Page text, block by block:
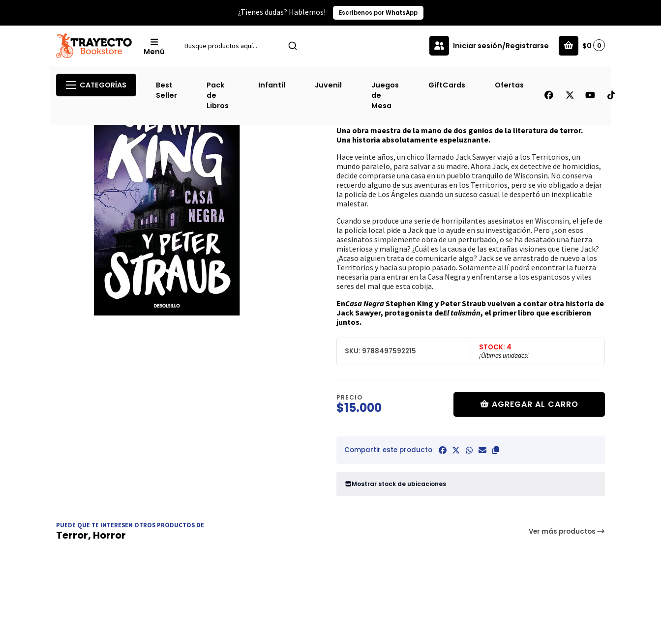
¿Tienes dudas? Hablemos! Escríbenos por WhatsApp
Menú
Iniciar sesión/Registrarse $0 0
CATEGORÍAS
Best
Seller
Pack
de
Libros
Infantil Juvenil
Juegos
de
Mesa
GiftCards Ofertas
Casa Negra [ Terr ] (Db)
Una obra maestra de la mano de dos genios de la literatura de terror.
Una historia absolutamente espeluznante.
Hace veinte años, un chico llamado Jack Sawyer viajó a los Territorios, un
mundo paralelo, para salvar a su madre. Ahora Jack, ex detective de homicidios,
decide comprarse una casa en un pueblo tranquilo de Wisconsin. No conserva
recuerdo alguno de sus aventuras en los Territorios, pero se vio obligado a dejar
la policía de Los Ángeles cuando un suceso casual le despertó un inexplicable
malestar.
Cuando se produce una serie de horripilantes asesinatos en Wisconsin, el jefe de
la policía local pide a Jack que lo ayude en su investigación. Pero ¿son esos
asesinatos simplemente obra de un perturbado, o se ha desatado una fuerza
misteriosa y maligna? ¿Cuál es la causa de las extrañas visiones que tiene Jack?
¿Acaso alguien trata de comunicarle algo? Jack se ve arrastrado de nuevo a los
Territorios y hacia su propio pasado. Solamente allí podrá encontrar la fuerza
necesaria para entrar en la Casa Negra y enfrentarse a los espantosos y viles
seres del mal que esta cobija.
EnCasa NegraStephen King y Peter Straub vuelven a contar otra historia de
Jack Sawyer, protagonista deEl talismán, el primer libro que escribieron
juntos.
SKU: 9788497592215 STOCK: 4
¡Últimas unidades!
PRECIO
$15.000 AGREGAR AL CARRO
Compartir este producto
Mostrar stock de ubicaciones
PUEDE QUE TE INTERESEN OTROS PRODUCTOS DE
Terror, Horror Ver más productos